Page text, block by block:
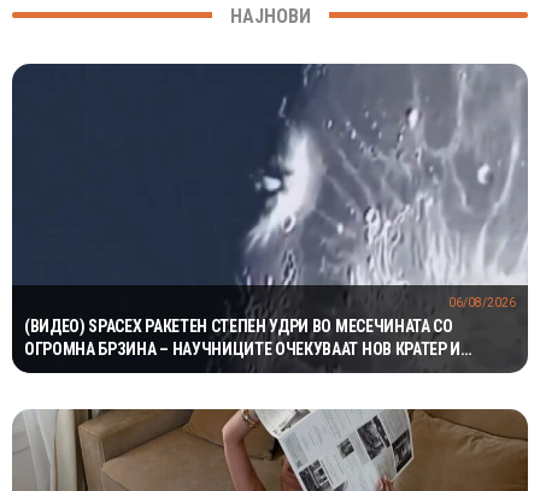
НАЈНОВИ
(ВИДЕО) SPACEX РАКЕТЕН СТЕПЕН УДРИ ВО МЕСЕЧИНАТА СО
ОГРОМНА БРЗИНА – НАУЧНИЦИТЕ ОЧЕКУВААТ НОВ КРАТЕР И
ВАЖНИ СОЗНАНИЈА
06/08/2026